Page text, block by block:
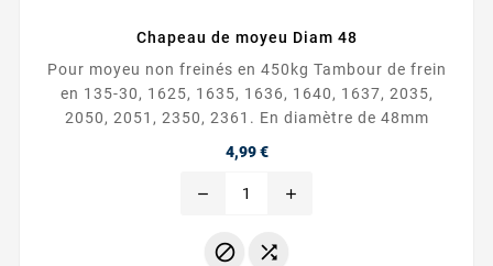
Chapeau de moyeu Diam 48
Pour moyeu non freinés en 450kg Tambour de frein
en 135-30, 1625, 1635, 1636, 1640, 1637, 2035,
2050, 2051, 2350, 2361. En diamètre de 48mm
4,99 €Prix
remove add
 